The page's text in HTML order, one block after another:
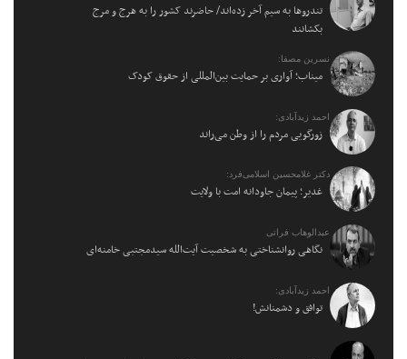
تندروها به سیم آخر زده‌اند/ حاضرند کشور را به هرج و مرج
بکشانند
نسرین مصفا:
میناب؛ آواری بر حمایت بین‌المللی از حقوق کودک
احمد زیدآبادی:
زورگویی مردم را از وطن می‌راند
دکتر غلامحسین اسلامی‌فرد:
غدیر؛ پیمان جاودانه امت با ولایت
عبدالوهاب فراتی
نگاهی روانشناختی به شخصیت آیت‌الله سیدمجتبی خامنه‌ای
احمد زیدآبادی:
توافق و دشمنانش!